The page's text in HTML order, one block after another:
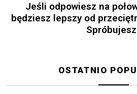
Jeśli odpowiesz na
będziesz lepszy od
OSTATNIO